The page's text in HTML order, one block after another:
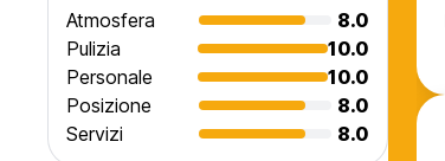
Atmosfera
8.0
Pulizia
10.0
Personale
10.0
Posizione
8.0
Servizi
8.0